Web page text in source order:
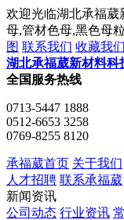
欢迎光临湖北承福葳
母,管材色母,黑色母
图 联系我们 收藏我们
湖北承福葳新材料科
全国服务热线
0713-5447 1888
0512-6653 3258
0769-8255 8120
承福葳首页 关于我们
人才招聘 联系承福葳
新闻资讯
公司动态 行业资讯